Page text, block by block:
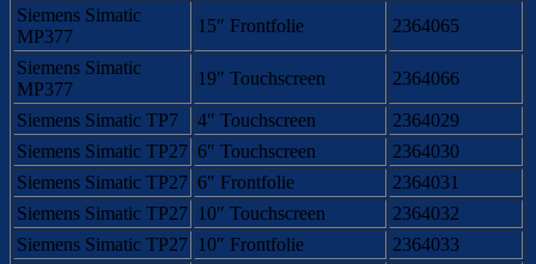
Siemens Simatic
MP377
15″ Frontfolie 2364065
Siemens Simatic
MP377
19″ Touchscreen 2364066
Siemens Simatic TP7 4″ Touchscreen
2364029
Siemens Simatic TP27 6″ Touchscreen
2364030
Siemens Simatic TP27 6″ Frontfolie
2364031
Siemens Simatic TP27 10″ Touchscreen
2364032
Siemens Simatic TP27 10″ Frontfolie
2364033